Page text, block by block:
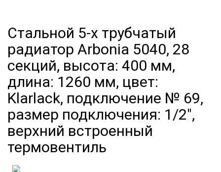
Стальной 5-х трубчатый
радиатор Arbonia 5040, 28
секций, высота: 400 мм,
длина: 1260 мм, цвет:
Klarlack, подключение № 69,
размер подключения: 1/2",
верхний встроенный
термовентиль